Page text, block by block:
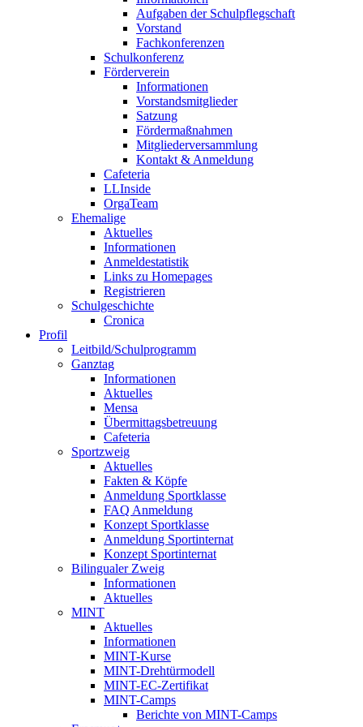
Aufgaben der Schulpflegschaft
Vorstand
Fachkonferenzen
Schulkonferenz
Förderverein
Informationen
Vorstandsmitglieder
Satzung
Fördermaßnahmen
Mitgliederversammlung
Kontakt & Anmeldung
Cafeteria
LLInside
OrgaTeam
Ehemalige
Aktuelles
Informationen
Anmeldestatistik
Links zu Homepages
Registrieren
Schulgeschichte
Cronica
Profil
Leitbild/Schulprogramm
Ganztag
Informationen
Aktuelles
Mensa
Übermittagsbetreuung
Cafeteria
Sportzweig
Aktuelles
Fakten & Köpfe
Anmeldung Sportklasse
FAQ Anmeldung
Konzept Sportklasse
Anmeldung Sportinternat
Konzept Sportinternat
Bilingualer Zweig
Informationen
Aktuelles
MINT
Aktuelles
Informationen
MINT-Kurse
MINT-Drehtürmodell
MINT-EC-Zertifikat
MINT-Camps
Berichte von MINT-Camps